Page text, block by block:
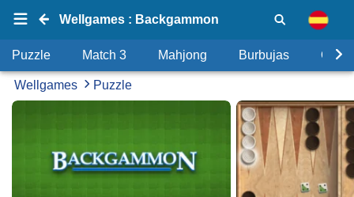
Wellgames : Backgammon
Puzzle Match 3 Mahjong Burbujas
Wellgames Puzzle